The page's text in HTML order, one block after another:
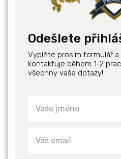
Odešlete
Vyplňte prosím formulář
kontaktuje během 1-2
všechny vaše dotazy!